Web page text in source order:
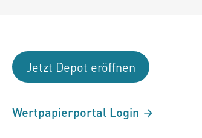
Jetzt Depot eröffnen
Wertpapierportal Login